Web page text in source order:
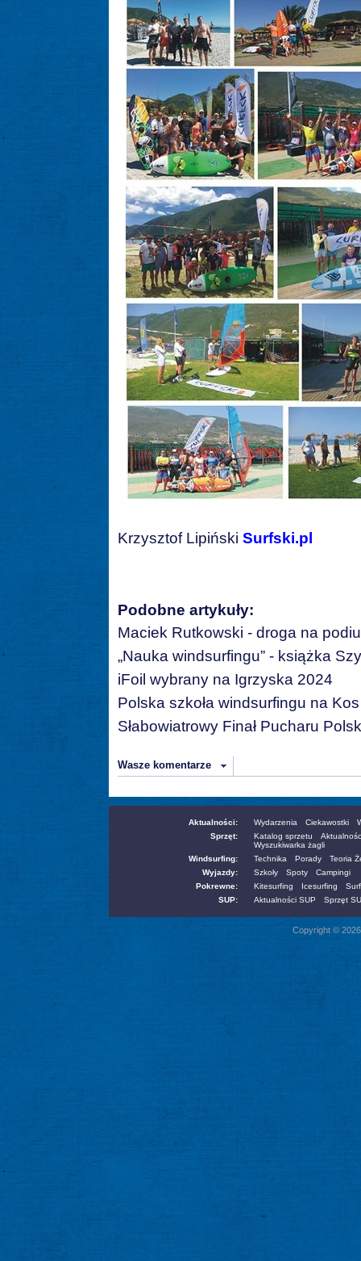
Krzysztof Lipiński Surfski.pl
Podobne artykuły:
Maciek Rutkowski - droga na
„Nauka windsurfingu” - książka
iFoil wybrany na Igrzyska 2024
Polska szkoła windsurfingu na Kos
Słabowiatrowy Finał Pucharu
Wasze komentarze
Aktualności: Wydarzenia Ciekawostki
Sprzęt:
Katalog sprzetu
Wyszukiwarka żagli
Windsurfing:
Technika Porady
Teoria
Wyjazdy:
Szkoły Spoty
Campingi
Pokrewne:
Kitesurfing Icesurfing
SUP:
Aktualności SUP Sprzęt
Copyright ©